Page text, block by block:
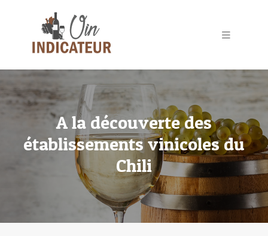
A la découverte des
établissements vinicoles du
Chili